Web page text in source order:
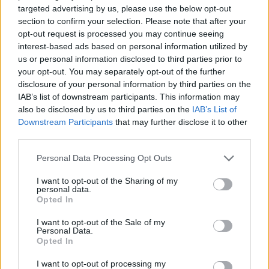
targeted advertising by us, please use the below opt-out
section to confirm your selection. Please note that after your
opt-out request is processed you may continue seeing
interest-based ads based on personal information utilized by
us or personal information disclosed to third parties prior to
your opt-out. You may separately opt-out of the further
disclosure of your personal information by third parties on the
IAB’s list of downstream participants. This information may
also be disclosed by us to third parties on the IAB’s List of
Downstream Participants that may further disclose it to other
Please note that this website/app uses one or more Google
not limited to your visit or usage behaviour. You may click to
grant or deny consent to Google and its third-party tags to
use your data for below specified purposes in below Google
consent section.
Personal Data Processing Opt Outs
I want to opt-out of the Sharing of my
personal data.
Opted In
I want to opt-out of the Sale of my
Personal Data.
Opted In
I want to opt-out of processing my
σχεδόν 15%. Όπως αναφέρεται, βασικές -αν και
αντίρροπες- δυνάμεις είναι τόσο η ανάγκη
διαχείρισης του εργατικού δυναμικού από τις
επιχειρήσεις, όσο και η ανάγκη για επικοινωνία
και συνεργασία μεταξύ των απομακρυσμένων
εργαζομένων. «Τα εργαλεία που αξιοποιούν την
ατομικότητα των μελών της ομάδας και
εστιάζουν ειδικά στις προκλήσεις του σύγχρονου
χώρου εργασίας θα είναι πάντα περιζήτητα»
συμπεραίνει η ίδια μελέτη.